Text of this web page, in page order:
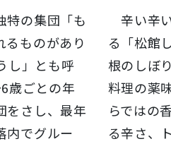
の集団「も
るものがあり
し」とも呼
歳ごとの年
をさし、最年
内でグルー
辛い辛
る「松館
根のしぼ
料理の薬
らではの
る辛さ、